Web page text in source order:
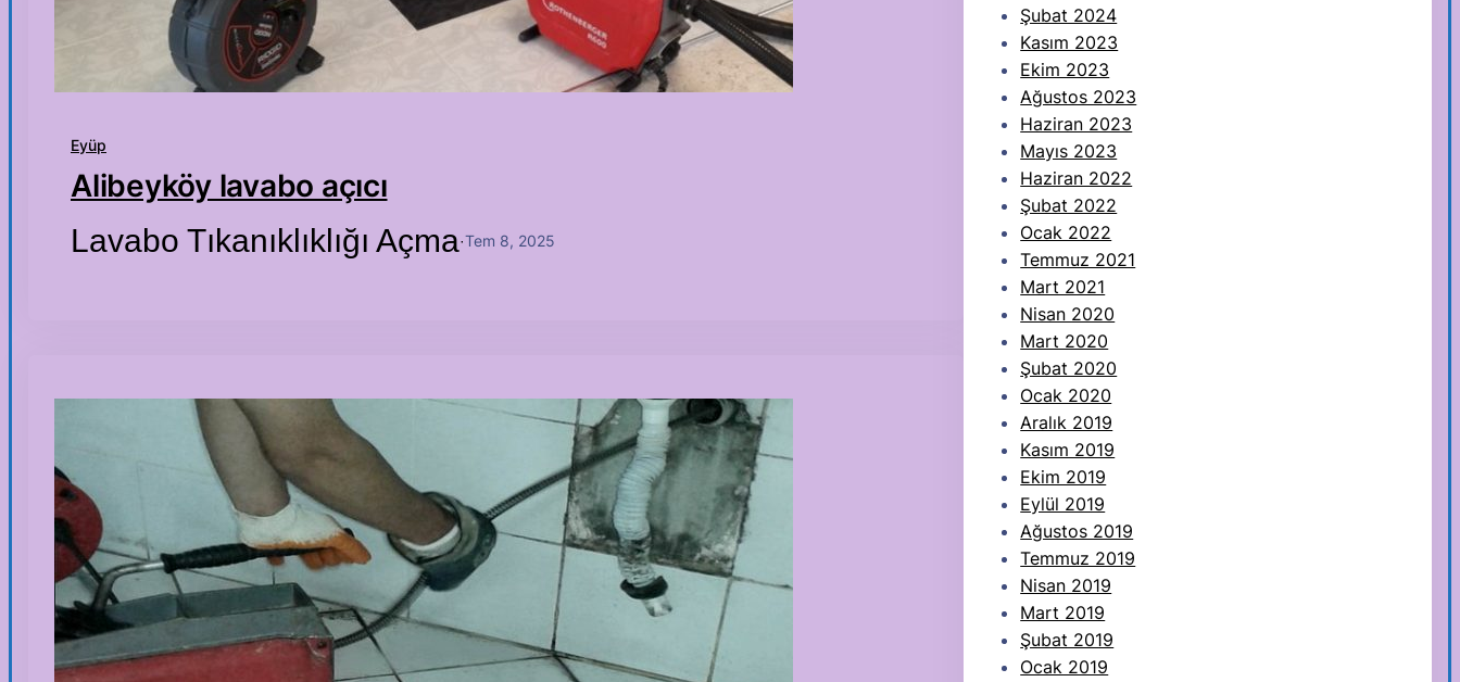
Eyüp
Alibeyköy lavabo açıcı
Lavabo Tıkanıklıklığı Açma·Tem 8, 2025
Şubat 2024
Kasım 2023
Ekim 2023
Ağustos 2023
Haziran 2023
Mayıs 2023
Haziran 2022
Şubat 2022
Ocak 2022
Temmuz 2021
Mart 2021
Nisan 2020
Mart 2020
Şubat 2020
Ocak 2020
Aralık 2019
Kasım 2019
Ekim 2019
Eylül 2019
Ağustos 2019
Temmuz 2019
Nisan 2019
Mart 2019
Şubat 2019
Ocak 2019